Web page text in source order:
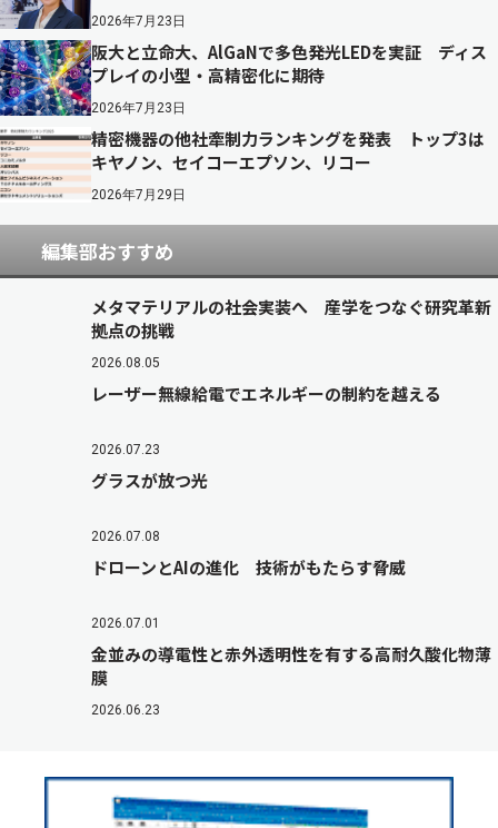
2026年7月23日
阪大と立命大、AlGaNで多色発光LEDを実証 ディス
プレイの小型・高精密化に期待
2026年7月23日
精密機器の他社牽制力ランキングを発表 トップ3は
キヤノン、セイコーエプソン、リコー
2026年7月29日
編集部おすすめ
メタマテリアルの社会実装へ 産学をつなぐ研究革新
拠点の挑戦
2026.08.05
レーザー無線給電でエネルギーの制約を越える
2026.07.23
グラスが放つ光
2026.07.08
ドローンとAIの進化 技術がもたらす脅威
2026.07.01
金並みの導電性と赤外透明性を有する高耐久酸化物薄
膜
2026.06.23